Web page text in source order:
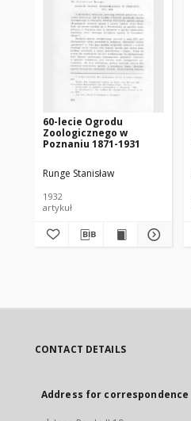
60-lecie Ogrodu
Zoologicznego w
Poznaniu 1871-1931
Runge Stanisław
1932
artykuł
CONTACT DETAILS
Address for correspondence